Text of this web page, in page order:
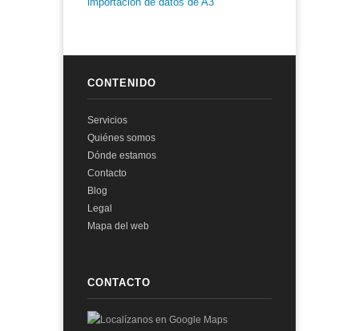
CONTENIDO
Servicios
Quiénes somos
Dónde estamos
Contacto
Blog
Legal
Mapa del web
CONTACTO